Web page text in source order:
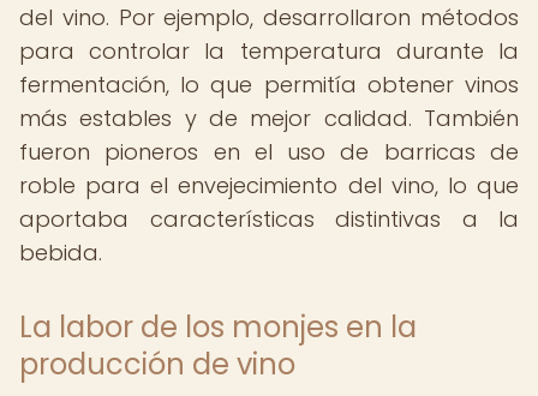
del vino. Por ejemplo, desarrollaron métodos
para controlar la temperatura durante la
fermentación, lo que permitía obtener vinos
más estables y de mejor calidad. También
fueron pioneros en el uso de barricas de
roble para el envejecimiento del vino, lo que
aportaba características distintivas a la
bebida.
La labor de los monjes en la
producción de vino